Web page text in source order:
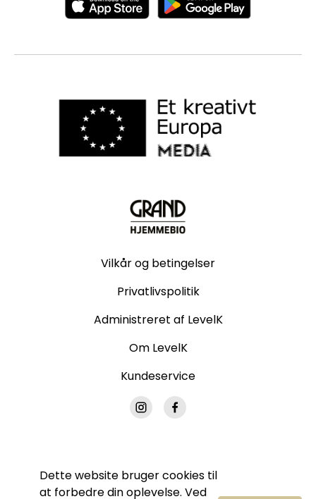
Dette website bruger cookies til
at forbedre din oplevelse. Ved
Vilkår og betingelser
Privatlivspolitik
Administreret af LevelK
Om LevelK
Kundeservice
© Grand Hjemmebio. Alle rettigheder forbeholdes.